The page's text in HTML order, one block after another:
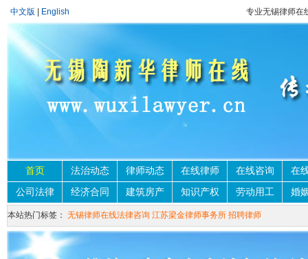
中文版 English 专业无锡律师在
首页 法治动态 律师动态 在线律师 在线咨询
在
公司法律
经济合同 建筑房产 知识产权 劳动用工 婚
本站热门标签： 无锡律师在线法律咨询 江苏梁金律师事务所 招聘律师